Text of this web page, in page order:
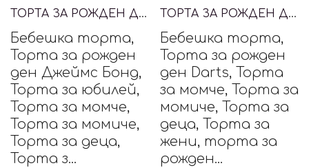
ТОРТА ЗА РОЖДЕН ДЕН ДЖЕЙМС БОНД
Бебешка торта,
Торта за рожден
ден Джеймс Бонд,
Торта за юбилей,
Торта за момче,
Торта за момиче,
Торта за деца,
Торта з...
ТОРТА ЗА РОЖДЕН ДЕН DARTS
Бебешка торта,
Торта за рожден
ден Darts, Торта
за момче, Торта за
момиче, Торта за
деца, Торта за
жени, торта за
рожден...